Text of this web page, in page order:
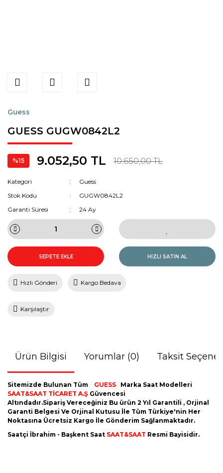
Guess
GUESS GUGW0842L2
%15 9.052,50 TL 10.650,00 TL
Kategori
Guess
Stok Kodu
GUGW0842L2
Garanti Süresi
24 Ay
SEPETE EKLE HIZLI SATIN AL
Hızlı Gönderi Kargo Bedava
Karşılaştır
Ürün Bilgisi Yorumlar (0) Taksit
Sitemizde Bulunan Tüm GUESS Marka Saat Modelleri
SAAT&SAAT TİCARET A.Ş Güvencesi
Altındadır.Sipariş Vereceğiniz Bu ürün 2 Yıl Garantili , Orjinal
Garanti Belgesi Ve Orjinal Kutusu İle Tüm Türkiye'nin Her
Noktasına Ücretsiz Kargo İle Gönderim Sağlanmaktadır.
Saatçi İbrahim - Başkent Saat SAAT&SAAT Resmi Bayisidir.